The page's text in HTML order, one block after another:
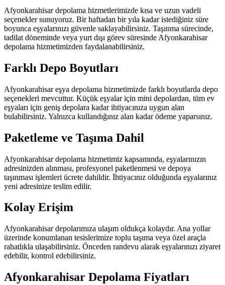
Afyonkarahisar depolama hizmetlerimizde kısa ve uzun vadeli
seçenekler sunuyoruz. Bir haftadan bir yıla kadar istediğiniz süre
boyunca eşyalarınızı güvenle saklayabilirsiniz. Taşınma sürecinde,
tadilat döneminde veya yurt dışı görev süresinde Afyonkarahisar
depolama hizmetimizden faydalanabilirsiniz.
Farklı Depo Boyutları
Afyonkarahisar eşya depolama hizmetimizde farklı boyutlarda depo
seçenekleri mevcuttur. Küçük eşyalar için mini depolardan, tüm ev
eşyaları için geniş depolara kadar ihtiyacınıza uygun alan
bulabilirsiniz. Yalnızca kullandığınız alan kadar ödeme yaparsınız.
Paketleme ve Taşıma Dahil
Afyonkarahisar depolama hizmetimiz kapsamında, eşyalarınızın
adresinizden alınması, profesyonel paketlenmesi ve depoya
taşınması işlemleri ücrete dahildir. İhtiyacınız olduğunda eşyalarınız
yeni adresinize teslim edilir.
Kolay Erişim
Afyonkarahisar depolarımıza ulaşım oldukça kolaydır. Ana yollar
üzerinde konumlanan tesislerimize toplu taşıma veya özel araçla
rahatlıkla ulaşabilirsiniz. Önceden randevu alarak eşyalarınızı ziyaret
edebilir, kontrol edebilirsiniz.
Afyonkarahisar Depolama Fiyatları